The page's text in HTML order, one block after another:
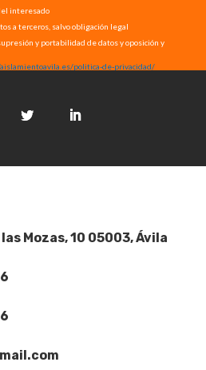
interesado
a terceros, salvo obligación legal
y portabilidad de datos y oposición y
politica-de-privacidad/
Mozas, 10 05003, Ávila